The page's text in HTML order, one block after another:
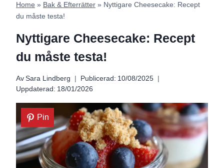
Home » Bak & Efterrätter » Nyttigare Cheesecake: Recept
du måste testa!
Nyttigare Cheesecake: Recept
du måste testa!
Av Sara Lindberg Publicerad: 10/08/2025
Uppdaterad: 18/01/2026
Pin